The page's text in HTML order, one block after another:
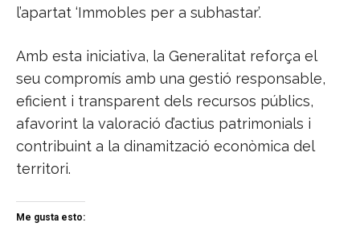
l’apartat ‘Immobles per a subhastar’.
Amb esta iniciativa, la Generalitat reforça el
seu compromís amb una gestió responsable,
eficient i transparent dels recursos públics,
afavorint la valoració d’actius patrimonials i
contribuint a la dinamització econòmica del
territori.
Me gusta esto: